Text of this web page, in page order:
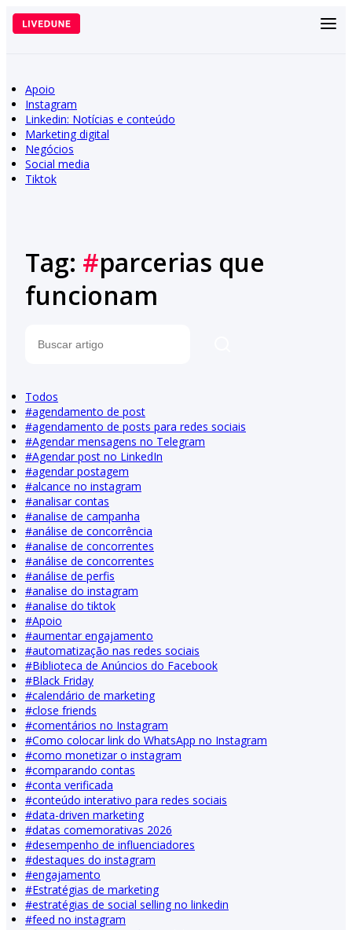
Pular
para
Apoio
Instagram
Linkedin: Notícias e conteúdo
Marketing digital
Negócios
Social media
Tiktok
Tag: #parcerias que
funcionam
Todos
#agendamento de post
#agendamento de posts para redes sociais
#Agendar mensagens no Telegram
#Agendar post no LinkedIn
#agendar postagem
#alcance no instagram
#analisar contas
#analise de campanha
#análise de concorrência
#analise de concorrentes
#análise de concorrentes
#análise de perfis
#analise do instagram
#analise do tiktok
#Apoio
#aumentar engajamento
#automatização nas redes sociais
#Biblioteca de Anúncios do Facebook
#Black Friday
#calendário de marketing
#close friends
#comentários no Instagram
#Como colocar link do WhatsApp no Instagram
#como monetizar o instagram
#comparando contas
#conta verificada
#conteúdo interativo para redes sociais
#data-driven marketing
#datas comemorativas 2026
#desempenho de influenciadores
#destaques do instagram
#engajamento
#Estratégias de marketing
#estratégias de social selling no linkedin
#feed no instagram